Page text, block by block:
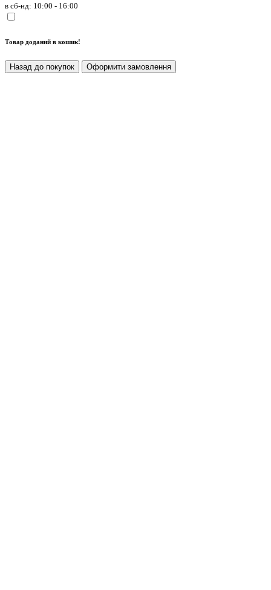
в сб-нд: 10:00 - 16:00
Товар доданий в кошик!
Назад до покупок Оформити замовлення